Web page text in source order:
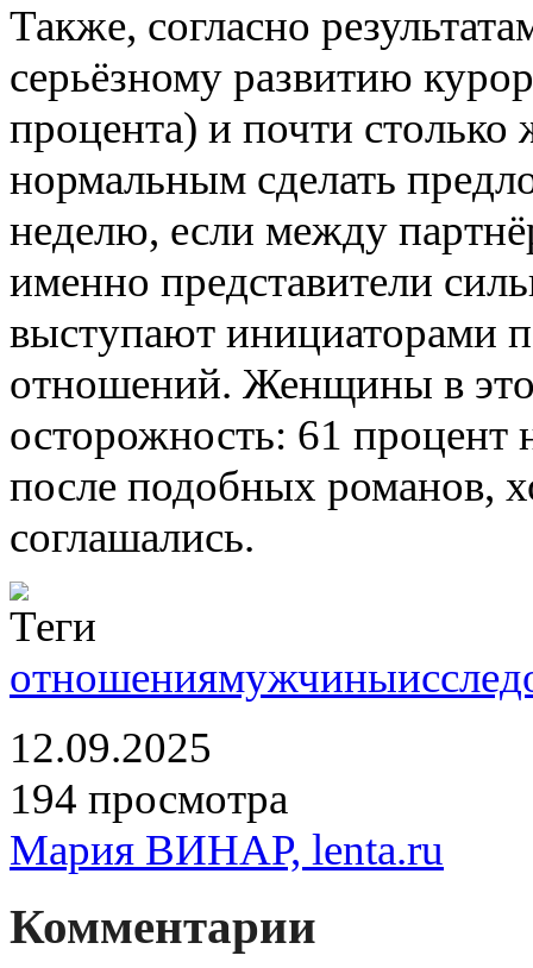
Также, согласно
серьёзному развитию
процента) и почти
нормальным сделать
неделю, если между
именно представители
выступают инициаторами
отношений. Женщины в
осторожность: 61 процент
после подобных романов,
соглашались.
отношениямужчины
12.09.2025
194 просмотра
Мария ВИНАР, lenta.ru
Комментарии